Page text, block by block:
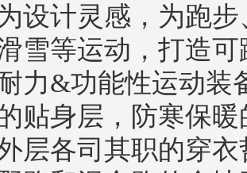
设计灵感，为跑
雪等运动，打造
力&功能性运动装
贴身层，防寒保
层各司其职的穿